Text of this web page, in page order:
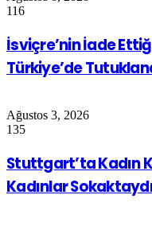
116
İsviçre’nin İade
Türkiye’de
Ağustos 3, 2026
135
Stuttgart’ta Kadın
Kadınlar